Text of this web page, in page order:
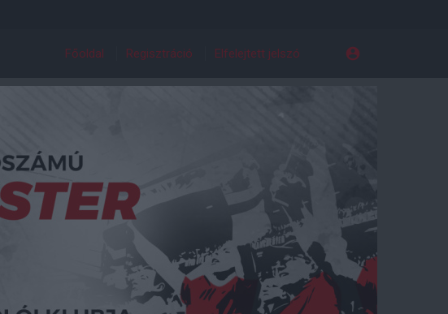
Főoldal Regisztráció Elfelejtett jelszó